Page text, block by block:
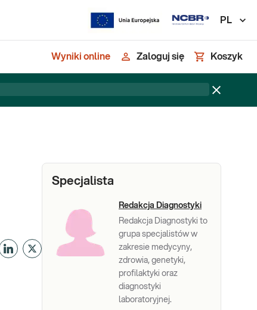
PL
Wyniki online Zaloguj się Koszyk
Specjalista
Redakcja Diagnostyki
Redakcja Diagnostyki to
grupa specjalistów w
zakresie medycyny,
zdrowia, genetyki,
profilaktyki oraz
diagnostyki
laboratoryjnej.